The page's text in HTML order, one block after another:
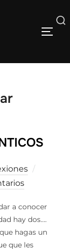
Buscar:
a conocer
hay dos….
hagas un
que les